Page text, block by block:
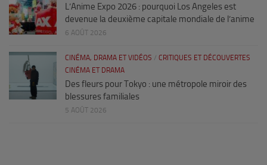
L’Anime Expo 2026 : pourquoi Los Angeles est
devenue la deuxième capitale mondiale de l’anime
6 AOÛT 2026
CINÉMA, DRAMA ET VIDÉOS / CRITIQUES ET DÉCOUVERTES
CINÉMA ET DRAMA
Des fleurs pour Tokyo : une métropole miroir des
blessures familiales
5 AOÛT 2026